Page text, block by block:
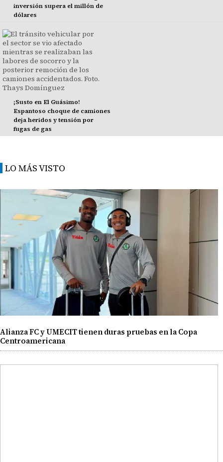
inversión supera el millón de
dólares
¡Susto en El Guásimo!
Espantoso choque de camiones
deja heridos y tensión por
fugas de gas
LO MÁS VISTO
Alianza FC y UMECIT tienen duras pruebas en la Copa
Centroamericana